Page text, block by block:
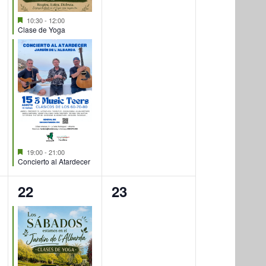
Destacado
10:30- 12:00
Clase de Yoga
Destacado
19:00- 21:00
Concierto al Atardecer
2
eventos,
22
0
23